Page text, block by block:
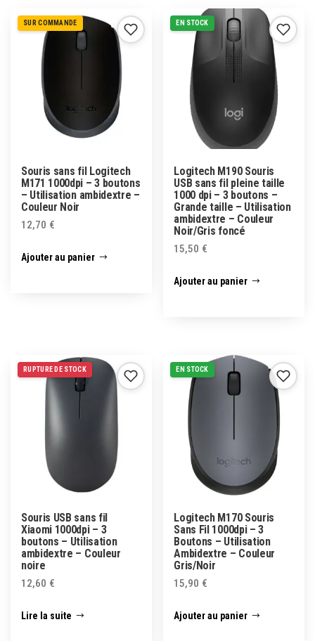
SUR COMMANDE
Souris sans fil Logitech
M171 1000dpi – 3 boutons
– Utilisation ambidextre –
Couleur Noir
12,70 €
Ajouter au panier
EN STOCK
Logitech M190 Souris
USB sans fil pleine taille
1000 dpi – 3 boutons –
Grande taille – Utilisation
ambidextre – Couleur
Noir/Gris foncé
15,50 €
Ajouter au panier
RUPTURE DE STOCK
Souris USB sans fil
Xiaomi 1000dpi – 3
boutons – Utilisation
ambidextre – Couleur
noire
12,60 €
Lire la suite
EN STOCK
Logitech M170 Souris
Sans Fil 1000dpi – 3
Boutons – Utilisation
Ambidextre – Couleur
Gris/Noir
15,90 €
Ajouter au panier